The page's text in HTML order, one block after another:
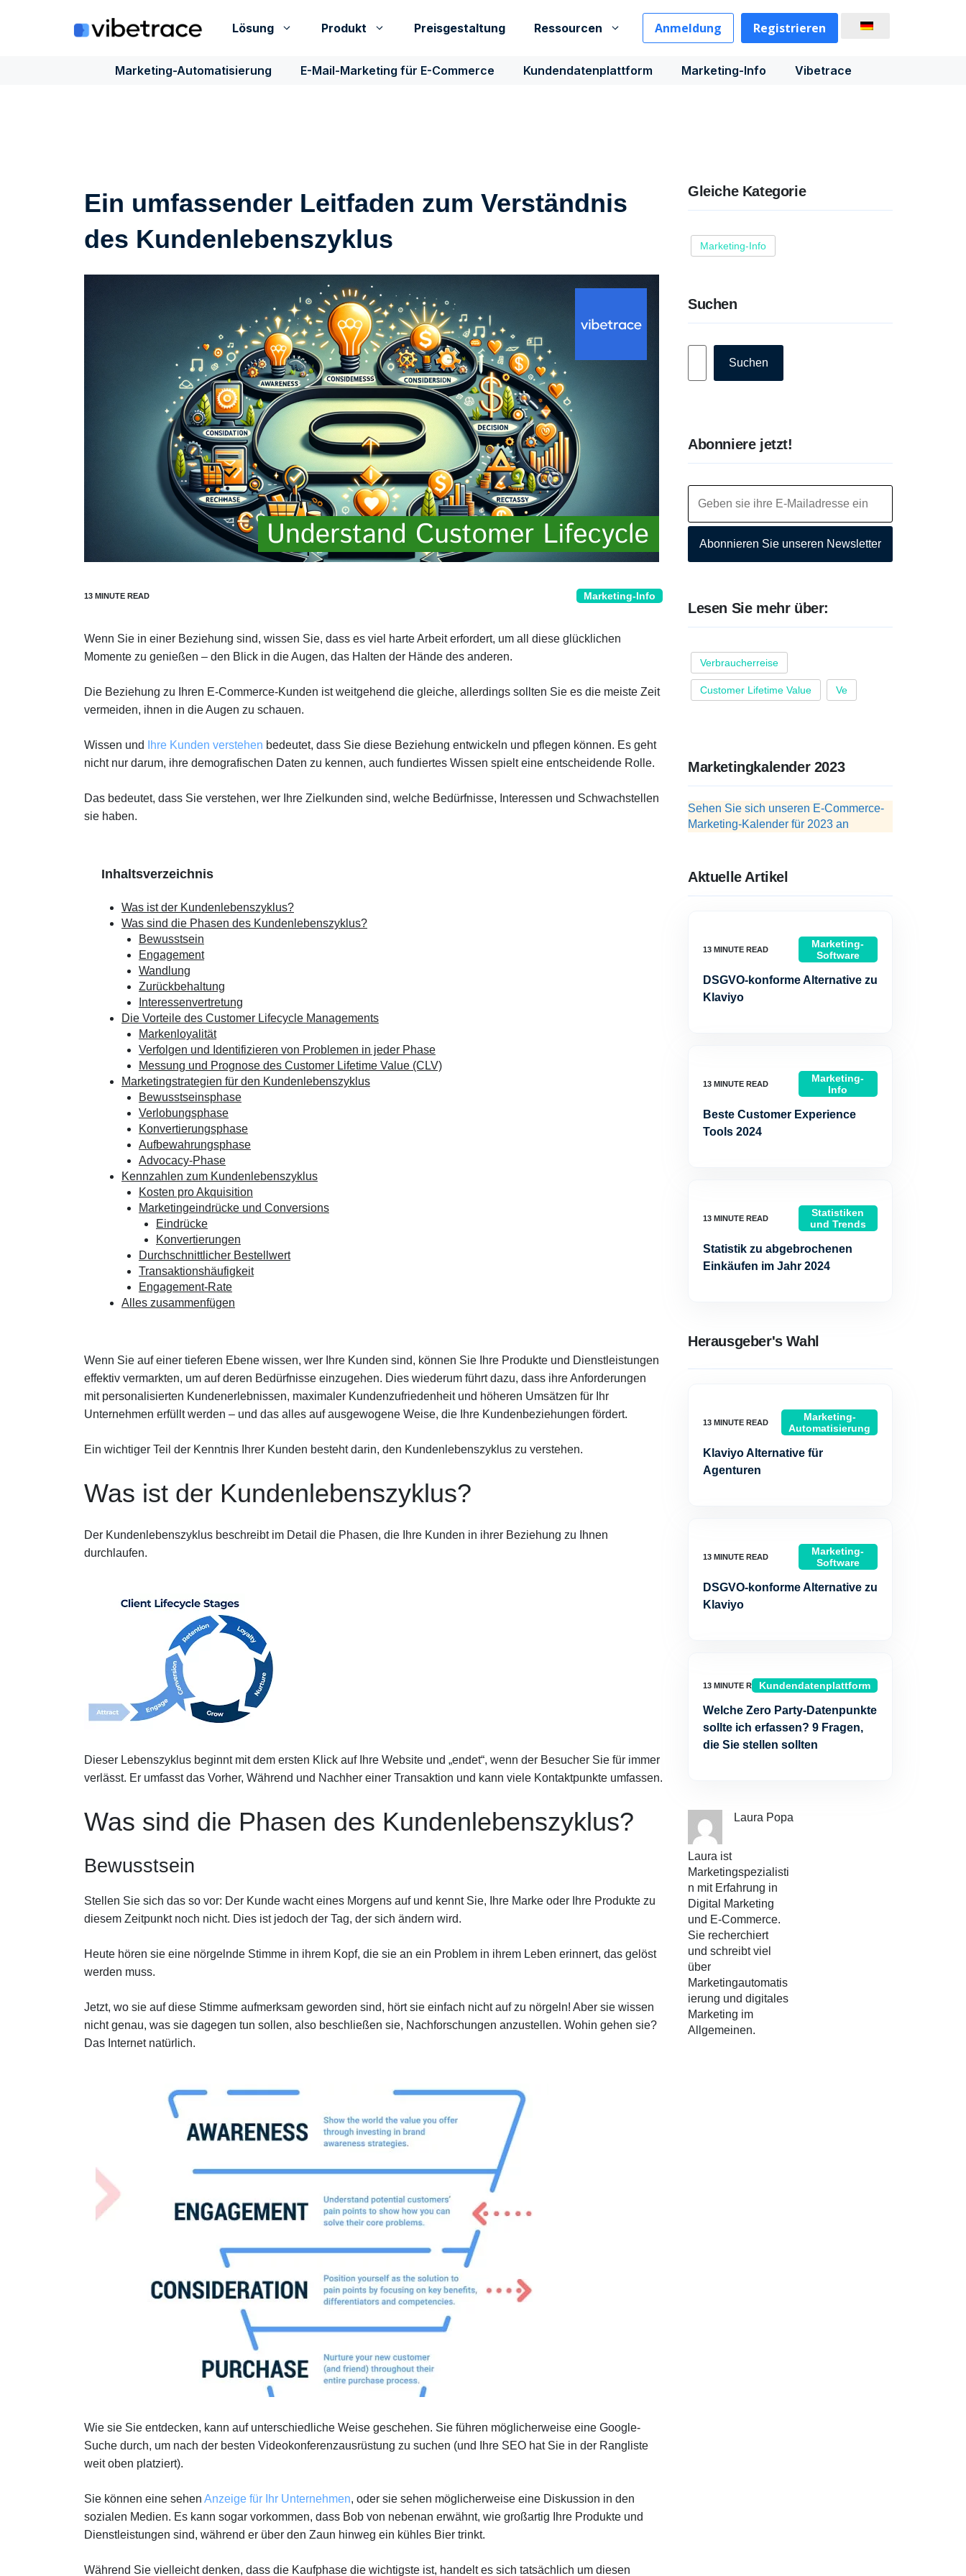
Lösung Produkt Preisgestaltung Ressourcen Anmeldung Registrieren
Marketing-Automatisierung E-Mail-Marketing für E-Commerce Kundendatenplattform Marketing-Info Vibetrace
Ein umfassender Leitfaden zum Verständnis
des Kundenlebenszyklus
Marketing-Info
Wenn Sie in einer Beziehung sind, wissen Sie, dass es viel harte Arbeit erfordert, um all diese glücklichen
Momente zu genießen – den Blick in die Augen, das Halten der Hände des anderen.
Die Beziehung zu Ihren E-Commerce-Kunden ist weitgehend die gleiche, allerdings sollten Sie es die meiste Zeit
vermeiden, ihnen in die Augen zu schauen.
Wissen und Ihre Kunden verstehen bedeutet, dass Sie diese Beziehung entwickeln und pflegen können. Es geht
nicht nur darum, ihre demografischen Daten zu kennen, auch fundiertes Wissen spielt eine entscheidende Rolle.
Das bedeutet, dass Sie verstehen, wer Ihre Zielkunden sind, welche Bedürfnisse, Interessen und Schwachstellen
sie haben.
Inhaltsverzeichnis
Was ist der Kundenlebenszyklus?
Was sind die Phasen des Kundenlebenszyklus?
Bewusstsein
Engagement
Wandlung
Zurückbehaltung
Interessenvertretung
Die Vorteile des Customer Lifecycle Managements
Markenloyalität
Verfolgen und Identifizieren von Problemen in jeder Phase
Messung und Prognose des Customer Lifetime Value (CLV)
Marketingstrategien für den Kundenlebenszyklus
Bewusstseinsphase
Verlobungsphase
Konvertierungsphase
Aufbewahrungsphase
Advocacy-Phase
Kennzahlen zum Kundenlebenszyklus
Kosten pro Akquisition
Marketingeindrücke und Conversions
Eindrücke
Konvertierungen
Durchschnittlicher Bestellwert
Transaktionshäufigkeit
Engagement-Rate
Alles zusammenfügen
Wenn Sie auf einer tieferen Ebene wissen, wer Ihre Kunden sind, können Sie Ihre Produkte und Dienstleistungen
effektiv vermarkten, um auf deren Bedürfnisse einzugehen. Dies wiederum führt dazu, dass ihre Anforderungen
mit personalisierten Kundenerlebnissen, maximaler Kundenzufriedenheit und höheren Umsätzen für Ihr
Unternehmen erfüllt werden – und das alles auf ausgewogene Weise, die Ihre Kundenbeziehungen fördert.
Ein wichtiger Teil der Kenntnis Ihrer Kunden besteht darin, den Kundenlebenszyklus zu verstehen.
Was ist der Kundenlebenszyklus?
Der Kundenlebenszyklus beschreibt im Detail die Phasen, die Ihre Kunden in ihrer Beziehung zu Ihnen
durchlaufen.
Dieser Lebenszyklus beginnt mit dem ersten Klick auf Ihre Website und „endet“, wenn der Besucher Sie für immer
verlässt. Er umfasst das Vorher, Während und Nachher einer Transaktion und kann viele Kontaktpunkte umfassen.
Was sind die Phasen des Kundenlebenszyklus?
Bewusstsein
Stellen Sie sich das so vor: Der Kunde wacht eines Morgens auf und kennt Sie, Ihre Marke oder Ihre Produkte zu
diesem Zeitpunkt noch nicht. Dies ist jedoch der Tag, der sich ändern wird.
Heute hören sie eine nörgelnde Stimme in ihrem Kopf, die sie an ein Problem in ihrem Leben erinnert, das gelöst
werden muss.
Jetzt, wo sie auf diese Stimme aufmerksam geworden sind, hört sie einfach nicht auf zu nörgeln! Aber sie wissen
nicht genau, was sie dagegen tun sollen, also beschließen sie, Nachforschungen anzustellen. Wohin gehen sie?
Das Internet natürlich.
Wie sie Sie entdecken, kann auf unterschiedliche Weise geschehen. Sie führen möglicherweise eine Google-
Suche durch, um nach der besten Videokonferenzausrüstung zu suchen (und Ihre SEO hat Sie in der Rangliste
weit oben platziert).
Sie können eine sehen Anzeige für Ihr Unternehmen, oder sie sehen möglicherweise eine Diskussion in den
sozialen Medien. Es kann sogar vorkommen, dass Bob von nebenan erwähnt, wie großartig Ihre Produkte und
Dienstleistungen sind, während er über den Zaun hinweg ein kühles Bier trinkt.
Während Sie vielleicht denken, dass die Kaufphase die wichtigste ist, handelt es sich tatsächlich um diesen
Gleiche Kategorie
Marketing-Info
Suchen
Suchen
Abonniere jetzt!
Abonnieren Sie unseren Newsletter
Lesen Sie mehr über:
Verbraucherreise
Customer Lifetime Value Ve
Marketingkalender 2023
Sehen Sie sich unseren E-Commerce-
Marketing-Kalender für 2023 an
Aktuelle Artikel
Marketing-
Software
DSGVO-konforme Alternative zu
Klaviyo
Marketing-
Info
Beste Customer Experience
Tools 2024
Statistiken
und Trends
Statistik zu abgebrochenen
Einkäufen im Jahr 2024
Herausgeber's Wahl
Marketing-
Automatisierung
Klaviyo Alternative für
Agenturen
Marketing-
Software
DSGVO-konforme Alternative zu
Klaviyo
Kundendatenplattform
Welche Zero Party-Datenpunkte
sollte ich erfassen? 9 Fragen,
die Sie stellen sollten
Laura Popa
Laura ist
Marketingspezialisti
n mit Erfahrung in
Digital Marketing
und E-Commerce.
Sie recherchiert
und schreibt viel
über
Marketingautomatis
ierung und digitales
Marketing im
Allgemeinen.